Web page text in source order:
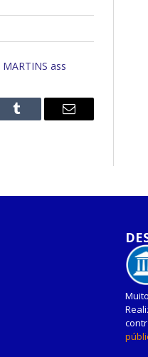
MARTINS ass
Tumblr
E-